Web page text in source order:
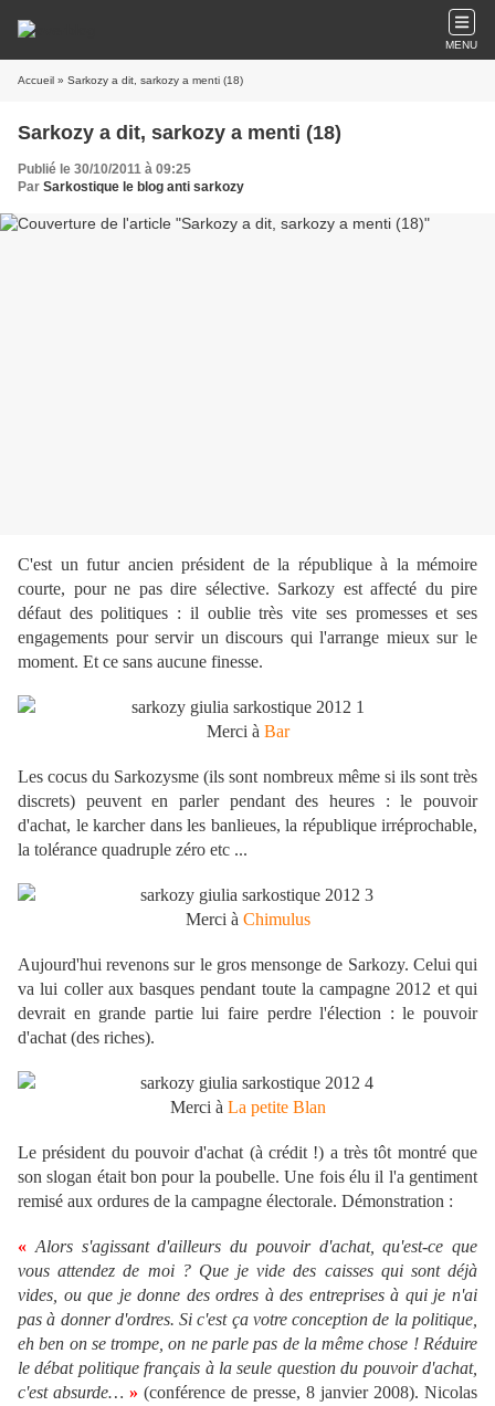
MENU
Accueil » Sarkozy a dit, sarkozy a menti (18)
Sarkozy a dit, sarkozy a menti (18)
Publié le 30/10/2011 à 09:25
Par Sarkostique le blog anti sarkozy
C'est un futur ancien président de la république à la mémoire
courte, pour ne pas dire sélective. Sarkozy est affecté du pire
défaut des politiques : il oublie très vite ses promesses et ses
engagements pour servir un discours qui l'arrange mieux sur le
moment. Et ce sans aucune finesse.
Merci à Bar
Les cocus du Sarkozysme (ils sont nombreux même si ils sont très
discrets) peuvent en parler pendant des heures : le pouvoir
d'achat, le karcher dans les banlieues, la république irréprochable,
la tolérance quadruple zéro etc ...
Merci à Chimulus
Aujourd'hui revenons sur le gros mensonge de Sarkozy. Celui qui
va lui coller aux basques pendant toute la campagne 2012 et qui
devrait en grande partie lui faire perdre l'élection : le pouvoir
d'achat (des riches).
Merci à La petite Blan
Le président du pouvoir d'achat (à crédit !) a très tôt montré que
son slogan était bon pour la poubelle. Une fois élu il l'a gentiment
remisé aux ordures de la campagne électorale. Démonstration :
« Alors s'agissant d'ailleurs du pouvoir d'achat, qu'est-ce que
vous attendez de moi ? Que je vide des caisses qui sont déjà
vides, ou que je donne des ordres à des entreprises à qui je n'ai
pas à donner d'ordres. Si c'est ça votre conception de la politique,
eh ben on se trompe, on ne parle pas de la même chose ! Réduire
le débat politique français à la seule question du pouvoir d'achat,
c'est absurde… » (conférence de presse, 8 janvier 2008). Nicolas